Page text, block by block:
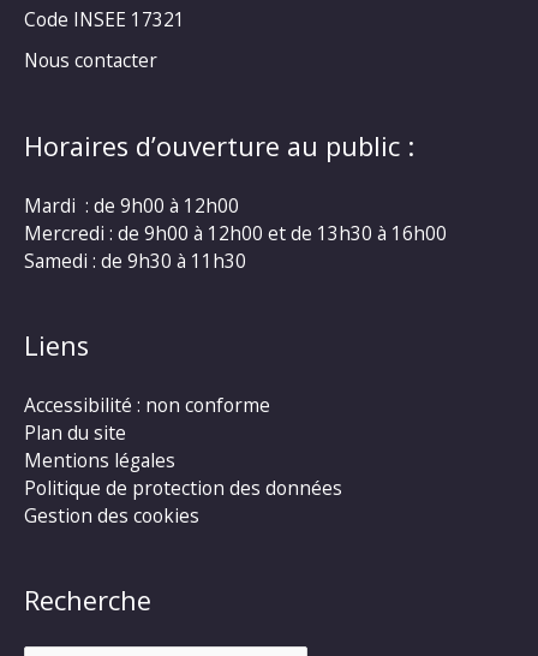
Code INSEE 17321
Nous contacter
Horaires d’ouverture au public :
Mardi : de 9h00 à 12h00
Mercredi : de 9h00 à 12h00 et de 13h30 à 16h00
Samedi : de 9h30 à 11h30
Liens
Accessibilité : non conforme
Plan du site
Mentions légales
Politique de protection des données
Gestion des cookies
Recherche